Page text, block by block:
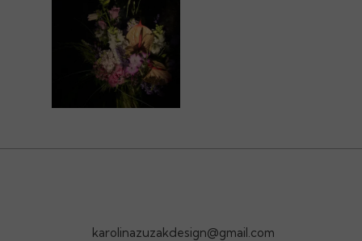
karolinazuzakdesign@gmail.com